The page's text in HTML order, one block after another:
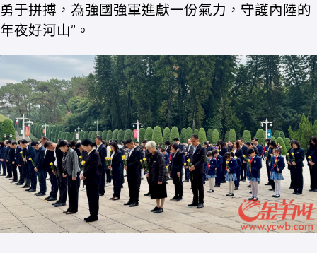
勇于拼搏，為強國強軍進獻一份氣力，守護內陸的
年夜好河山”。